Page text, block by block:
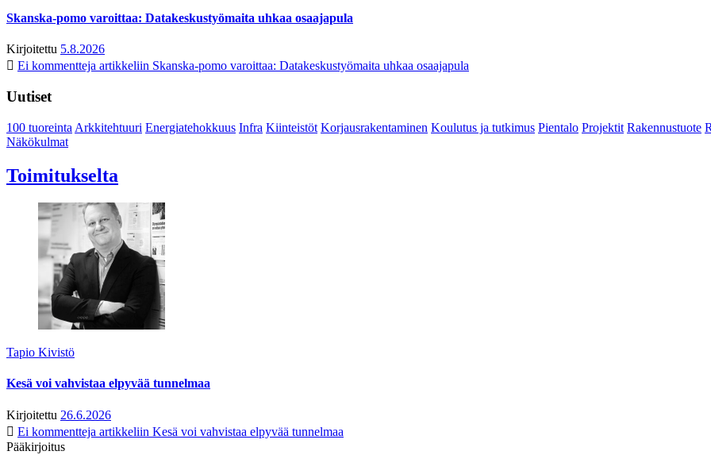
Skanska-pomo varoittaa: Datakeskustyömaita uhkaa osaajapula
Kirjoitettu 5.8.2026
Ei kommentteja artikkeliin Skanska-pomo varoittaa: Datakeskustyömaita uhkaa osaajapula
Uutiset
100 tuoreinta Arkkitehtuuri Energiatehokkuus Infra Kiinteistöt Korjausrakentaminen Koulutus ja tutkimus Pientalo Projektit Rakennustuote
Näkökulmat
Toimitukselta
Tapio Kivistö
Kesä voi vahvistaa elpyvää tunnelmaa
Kirjoitettu 26.6.2026
Ei kommentteja artikkeliin Kesä voi vahvistaa elpyvää tunnelmaa
Pääkirjoitus